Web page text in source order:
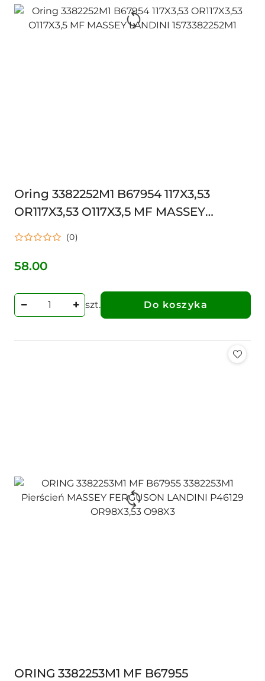
Oring 3382252M1 B67954 117X3,53
OR117X3,53 O117X3,5 MF MASSEY
LANDINI 1573382252M1
(0)
Cena:
58.00
szt. Do koszyka
ORING 3382253M1 MF B67955